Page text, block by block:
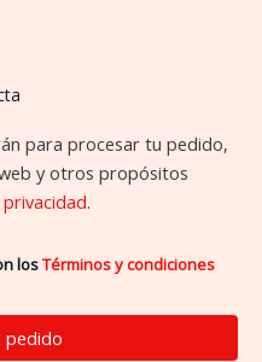
para procesar tu pedido,
y otros propósitos
.
losTérminos y condiciones
pedido